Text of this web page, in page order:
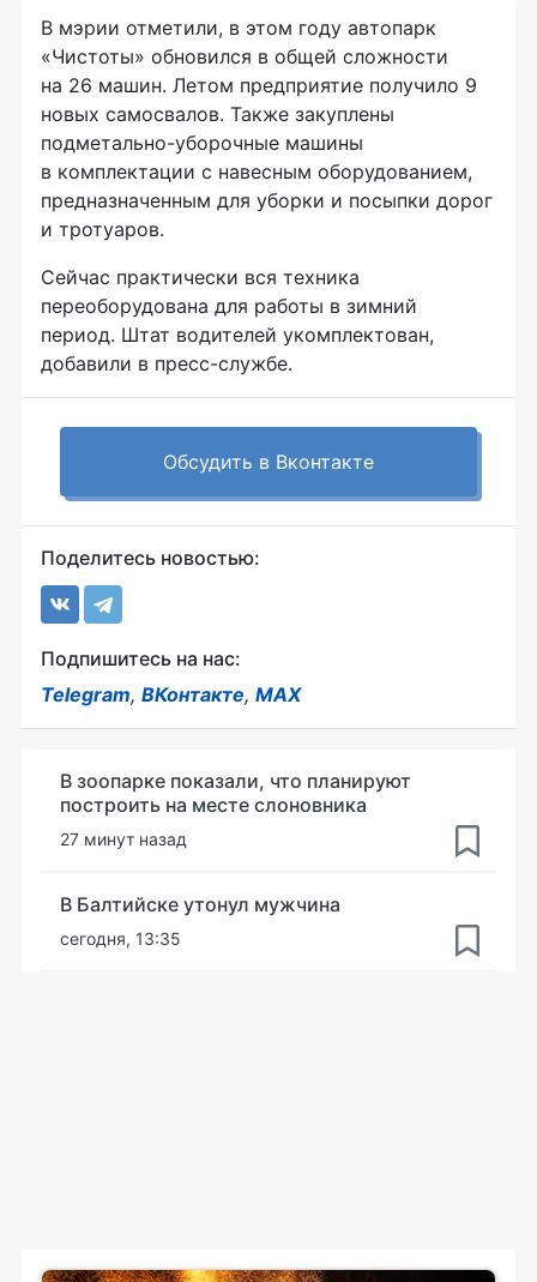
В мэрии отметили, в этом году автопарк
«Чистоты» обновился в общей сложности
на 26 машин. Летом предприятие получило 9
новых самосвалов. Также закуплены
подметально-уборочные машины
в комплектации с навесным оборудованием,
предназначенным для уборки и посыпки дорог
и тротуаров.
Сейчас практически вся техника
переоборудована для работы в зимний
период. Штат водителей укомплектован,
добавили в пресс-службе.
Обсудить в Вконтакте
Поделитесь новостью:
Подпишитесь на нас:
Telegram, ВКонтакте, MAX
В зоопарке показали, что планируют
построить на месте слоновника
27 минут назад
В Балтийске утонул мужчина
сегодня, 13:35